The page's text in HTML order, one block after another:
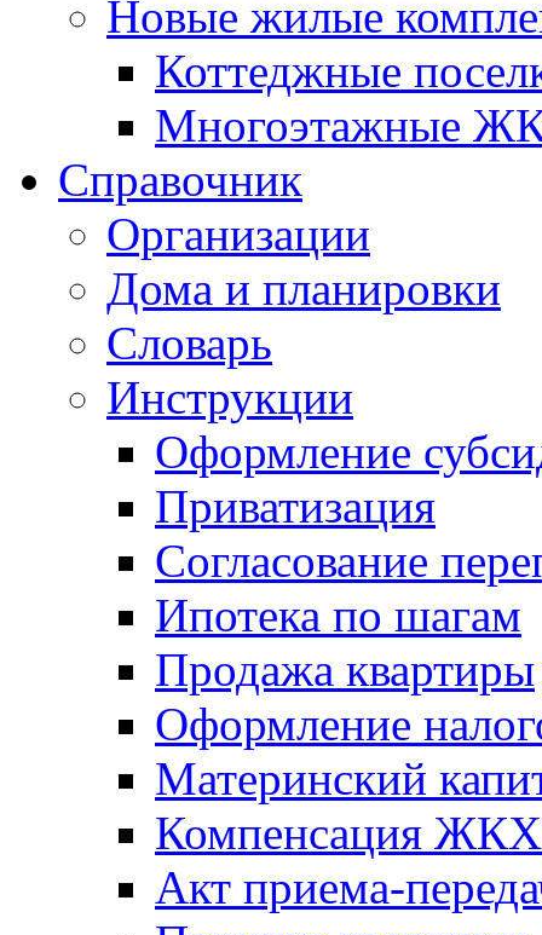
Новые жилые
Коттеджные
Многоэтажные
Справочник
Организации
Дома и планировки
Словарь
Инструкции
Оформление
Приватизация
Согласование
Ипотека по шагам
Продажа квартиры
Оформление
Материнский
Компенсация ЖКХ
Акт приема-